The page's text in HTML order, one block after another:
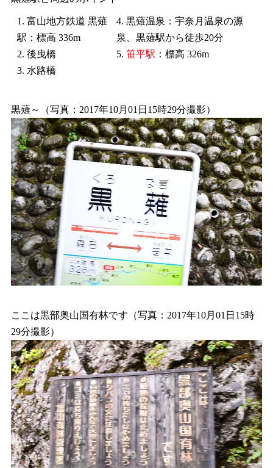
1. 富山地方鉄道 黒薙
駅：標高 336m
2. 後曳橋
3. 水路橋
4. 黒薙温泉：宇奈月温泉の源
泉、黒薙駅から徒歩20分
5. 笹平駅 ：標高 326m
黒薙～（写真：2017年10月01日15時29分撮影）
ここは黒部奥山国有林です（写真：2017年10月01日15時
29分撮影）